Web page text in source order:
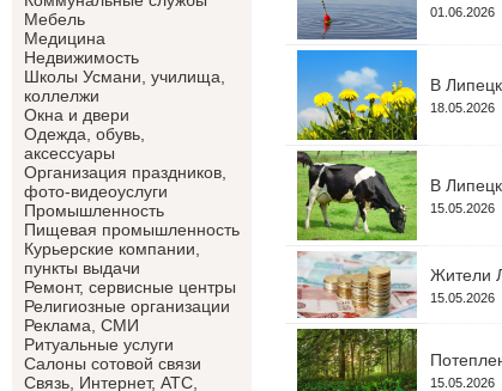
Мебель
Медицина
Недвижимость
Школы Усмани, училища,
коллелжи
Окна и двери
Одежда, обувь,
аксессуары
Организация праздников,
фото-видеоуслуги
Промышленность
Пищевая промышленность
Курьерские компании,
пункты выдачи
Ремонт, сервисные центры
Религиозные организации
Реклама, СМИ
Ритуальные услуги
Салоны сотовой связи
Связь, Интернет, АТС,
01.06.2026
В
18.05.2026
В
15.05.2026
Жители
15.05.2026
15.05.2026